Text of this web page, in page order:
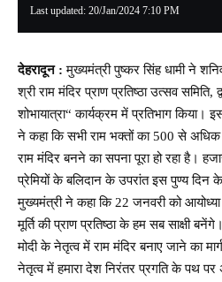
Last updated: 20/Jan/2024 7:10 PM
देहरादून :मुख्यमंत्री पुष्कर सिंह धामी ने
श्री राम मंदिर प्राण प्रतिष्ठा उत्सव समिति,
शोभायात्रा“ कार्यक्रम में प्रतिभाग किया।
ने कहा कि सभी राम भक्तों का 500 से अधिक
राम मंदिर बनने का सपना पूरा हो रहा है।
प्रेमियों के बलिदान के उपरांत इस पुण्य दिन
मुख्यमंत्री ने कहा कि 22 जनवरी को आयोध्या
मूर्ति की प्राण प्रतिष्ठा के हम सब साक्षी
मोदी के नेतृत्व में राम मंदिर बनाए जाने का
नेतृत्व में हमारा देश निरंतर प्रगति के पथ